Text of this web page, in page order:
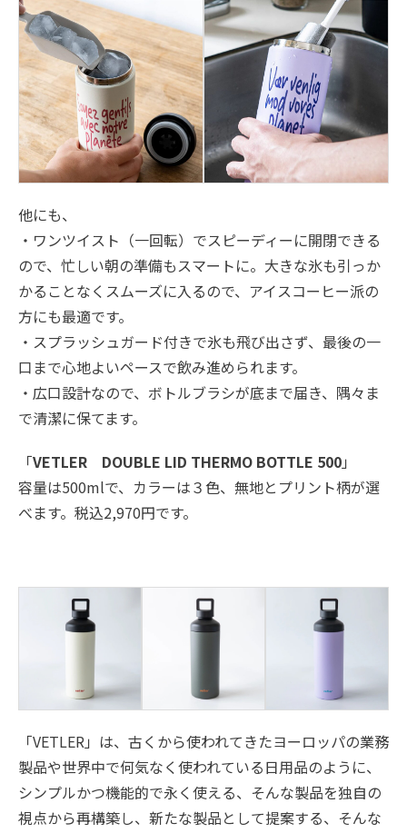
他にも、
・ワンツイスト（一回転）でスピーディーに開閉できる
ので、忙しい朝の準備もスマートに。大きな氷も引っか
かることなくスムーズに入るので、アイスコーヒー派の
方にも最適です。
・スプラッシュガード付きで氷も飛び出さず、最後の一
口まで心地よいペースで飲み進められます。
・広口設計なので、ボトルブラシが底まで届き、隅々ま
で清潔に保てます。
「VETLER DOUBLE LID THERMO BOTTLE 500」
容量は500mlで、カラーは３色、無地とプリント柄が選
べます。税込2,970円です。
「VETLER」は、古くから使われてきたヨーロッパの業務
製品や世界中で何気なく使われている日用品のように、
シンプルかつ機能的で永く使える、そんな製品を独自の
視点から再構築し、新たな製品として提案する、そんな